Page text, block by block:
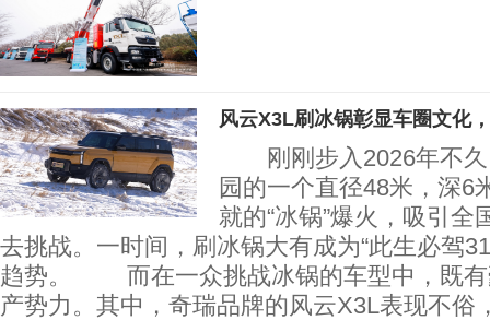
风云X3L刷冰锅彰显车圈文化
刚刚步入2026年不久
园的一个直径48米，深6
就的“冰锅”爆火，吸引全
去挑战。一时间，刷冰锅大有成为“此生必驾
趋势。 而在一众挑战冰锅的车型中，既有
产势力。其中，奇瑞品牌的风云X3L表现不俗